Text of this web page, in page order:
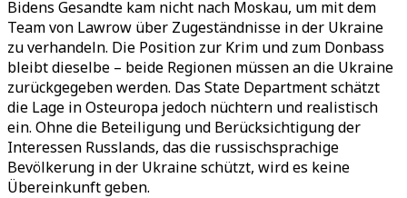
Bidens Gesandte kam nicht nach Moskau, um mit dem
Team von Lawrow über Zugeständnisse in der Ukraine
zu verhandeln. Die Position zur Krim und zum Donbass
bleibt dieselbe – beide Regionen müssen an die Ukraine
zurückgegeben werden. Das State Department schätzt
die Lage in Osteuropa jedoch nüchtern und realistisch
ein. Ohne die Beteiligung und Berücksichtigung der
Interessen Russlands, das die russischsprachige
Bevölkerung in der Ukraine schützt, wird es keine
Übereinkunft geben.